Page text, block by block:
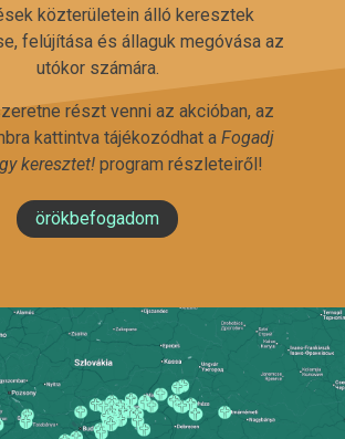
közterületein álló keresztek
felújítása és állaguk megóvása az
utókor számára.
részt venni az akcióban, az
kattintva tájékozódhat a Fogadj
keresztet!program részleteiről!
örökbefogadom